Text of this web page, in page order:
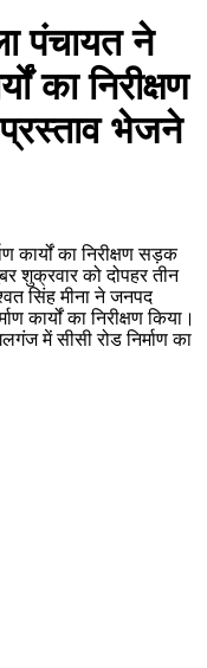
पंचायत ने
का निरीक्षण
भेजने
कार्यों का निरीक्षण सड़क
शुक्रवार को दोपहर तीन
सिंह मीना ने जनपद
कार्यों का निरीक्षण किया।
में सीसी रोड निर्माण का